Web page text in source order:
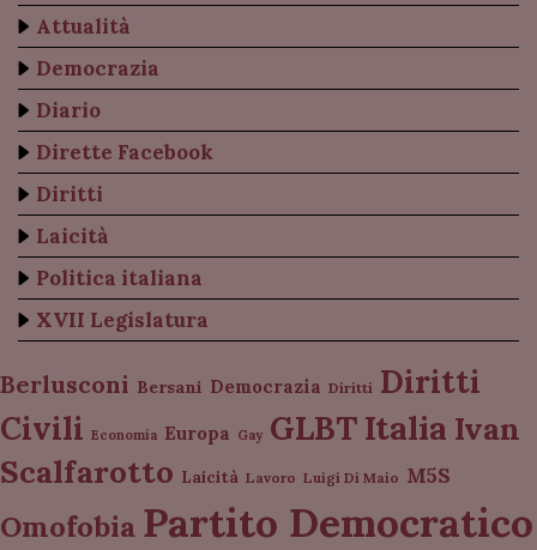
Attualità
Democrazia
Diario
Dirette Facebook
Diritti
Laicità
Politica italiana
XVII Legislatura
Berlusconi Bersani Democrazia Diritti Diritti
Civili Economia Europa Gay GLBT Italia Ivan
Scalfarotto Laicità Lavoro Luigi Di Maio M5S
Omofobia Partito Democratico